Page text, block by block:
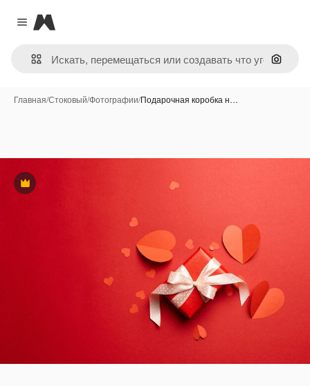
Close menu
Magnific
Поиск
Главная/Стоковый/Фотографии/Подарочная коробка н…
Премиум